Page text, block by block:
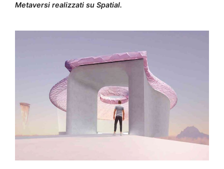
Metaversi realizzati su Spatial.